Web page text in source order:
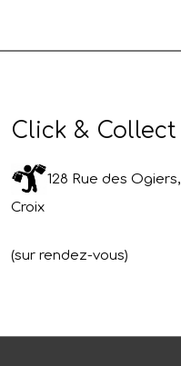
Click & Collect
128 Rue des Ogiers,
Croix
(sur rendez-vous)